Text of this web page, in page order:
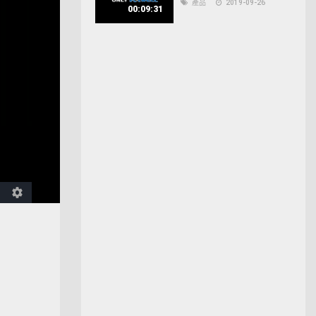
Open
quality
selector
00:09:31
產品 2019-09-26